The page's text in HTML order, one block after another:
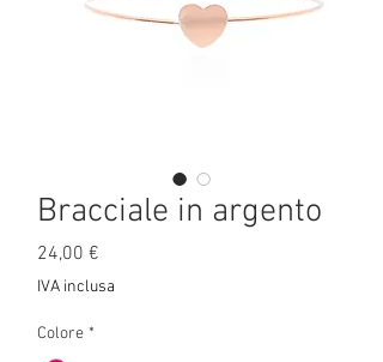
Bracciale in argento
24,00 €
IVA inclusa
Colore *